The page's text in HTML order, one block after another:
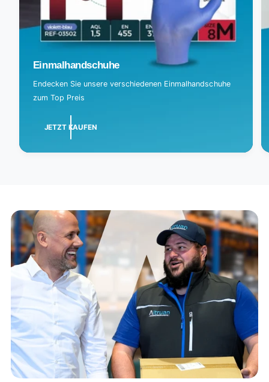
Einmalhandschuhe
Endecken Sie unsere verschiedenen Einmalhandschuhe
zum Top Preis
JETZT KAUFEN